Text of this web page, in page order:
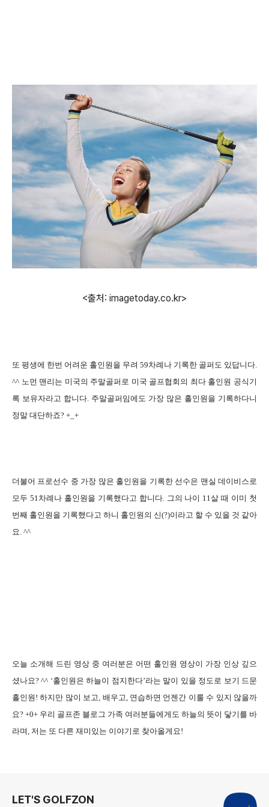
<출처: imagetoday.co.kr>
또 평생에 한번 어려운 홀인원을 무려 59차례나 기록한 골퍼도 있답니다.
^^ 노먼 맨리는 미국의 주말골퍼로 미국 골프협회의 최다 홀인원 공식기
록 보유자라고 합니다. 주말골퍼임에도 가장 많은 홀인원을 기록하다니
정말 대단하죠? +_+
더불어 프로선수 중 가장 많은 홀인원을 기록한 선수은 맨실 데이비스로
모두 51차례나 홀인원을 기록했다고 합니다. 그의 나이 11살 때 이미 첫
번째 홀인원을 기록했다고 하니 홀인원의 신(?)이라고 할 수 있을 것 같아
요. ^^
오늘 소개해 드린 영상 중 여러분은 어떤 홀인원 영상이 가장 인상 깊으
셨나요? ^^ ‘홀인원은 하늘이 점지한다’라는 말이 있을 정도로 보기 드문
홀인원 !하지만 많이 보고, 배우고, 연습하면 언젠간 이룰 수 있지 않을까
요? +0+ 우리 골프존 블로그 가족 여러분들에게도 하늘의 뜻이 닿기를 바
라며, 저는 또 다른 재미있는 이야기로 찾아올게요!
LET'S GOLFZON